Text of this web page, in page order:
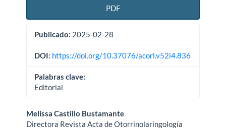
PDF
Publicado: 2025-02-28
DOI: https://doi.org/10.37076/acorl.v52i4.836
Palabras clave:
Editorial
Contenido
Melissa Castillo Bustamante
Directora Revista Acta de Otorrinolaringología